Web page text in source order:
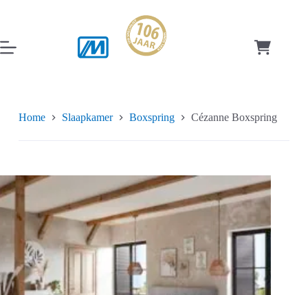
inhoud
Home Slaapkamer Boxspring Cézanne Boxspring